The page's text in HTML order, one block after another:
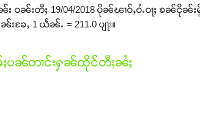
း ဝၼ်းတီႈ 19/04/2018 ပိုၼ်ၽၢဝ်ႇဝႆႉဝႃႈ ၶၼ်ငိုၼ်းမိူ
ၼ်းၶႄႇ 1 ယႅၼ်ႉ = 211.0 ပျႃး။
ႈပၼ်တၢင်းႁၼ်ထိုင်တီႈၼႆႈ